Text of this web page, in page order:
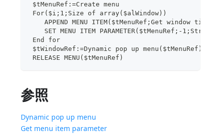
$tMenuRef:=Create menu
For($i;1;Size of array($alWindow))
APPEND MENU ITEM($tMenuRef;Get window
SET MENU ITEM PARAMETER($tMenuRef;-
End for
$tWindowRef:=Dynamic pop up menu($tMenuRef)
RELEASE MENU($tMenuRef)
参照
Dynamic pop up menu
Get menu item parameter